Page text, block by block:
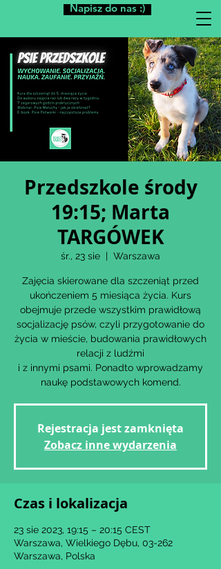
Napisz do nas :)
Przedszkole środy
19:15; Marta
TARGÓWEK
śr., 23 sie
  |
Warszawa
Zajęcia skierowane dla szczeniąt przed
ukończeniem 5 miesiąca życia. Kurs
obejmuje przede wszystkim prawidłową
socjalizację psów, czyli przygotowanie do
życia w mieście, budowania prawidłowych
relacji z ludźmi
i z innymi psami. Ponadto wprowadzamy
naukę podstawowych komend.
Rejestracja jest zamknięta
Zobacz inne wydarzenia
Czas i lokalizacja
23 sie 2023, 19:15 – 20:15 CEST
Warszawa, Wielkiego Dębu, 03-262
Warszawa, Polska